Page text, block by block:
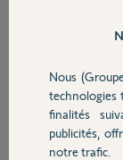
Sécurité
Domotique
J'essaye
J'ai essayé la
smoove io, mais
Je pense qu'il faut
smoove io, mais je
Merci d'avance
Nous
technologies
finalités
publicités,
notre trafic.